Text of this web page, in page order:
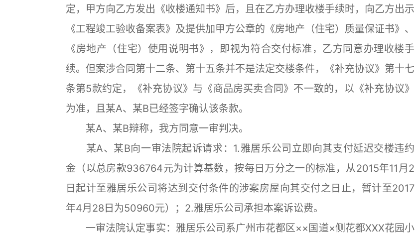
定，甲方向乙方发出《收楼通知书》后，且在乙方办理收楼手续时，向乙方出示
《工程竣工验收备案表》及提供加甲方公章的《房地产（住宅）质量保证书》、
《房地产（住宅）使用说明书》，即视为符合交付标准，乙方同意办理收楼手
续。但案涉合同第十二条、第十五条并不是法定交楼条件，《补充协议》第十七
条第5款约定，《补充协议》与《商品房买卖合同》不一致的，以《补充协议》
为准，且某A、某B已经签字确认该条款。
某A、某B辩称，我方同意一审判决。
某A、某B向一审法院起诉请求：1.雅居乐公司立即向其支付延迟交楼违约
金（以总房款936764元为计算基数，按每日万分之一的标准，从2015年11月2
日起计至雅居乐公司将达到交付条件的涉案房屋向其交付之日止，暂计至2017
年4月28日为50960元）；2.雅居乐公司承担本案诉讼费。
一审法院认定事实：雅居乐公司系广州市花都区××国道×侧花都XXX花园小